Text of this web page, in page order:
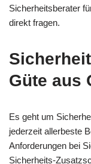
Sicherheitsberater
direkt fragen.
Güte aus
Es geht um
jederzeit allerbeste
Anforderungen bei
Sicherheits-